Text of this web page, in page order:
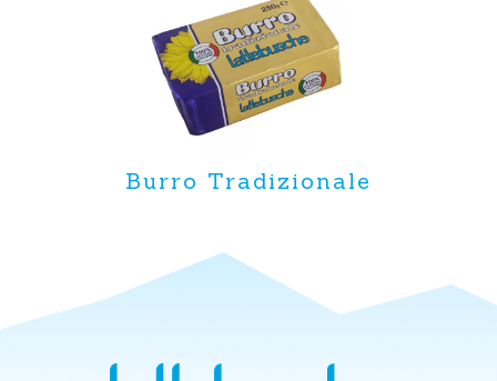
Burro Tradizionale